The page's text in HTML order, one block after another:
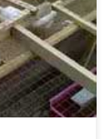
пуха,
таких
размножение,
птицы,
[…]